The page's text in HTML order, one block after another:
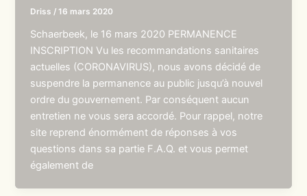
Driss /16 mars 2020
Schaerbeek, le 16 mars 2020 PERMANENCE
INSCRIPTION Vu les recommandations sanitaires
actuelles (CORONAVIRUS), nous avons décidé de
suspendre la permanence au public jusqu’à nouvel
ordre du gouvernement. Par conséquent aucun
entretien ne vous sera accordé. Pour rappel, notre
site reprend énormément de réponses à vos
questions dans sa partie F.A.Q. et vous permet
également de